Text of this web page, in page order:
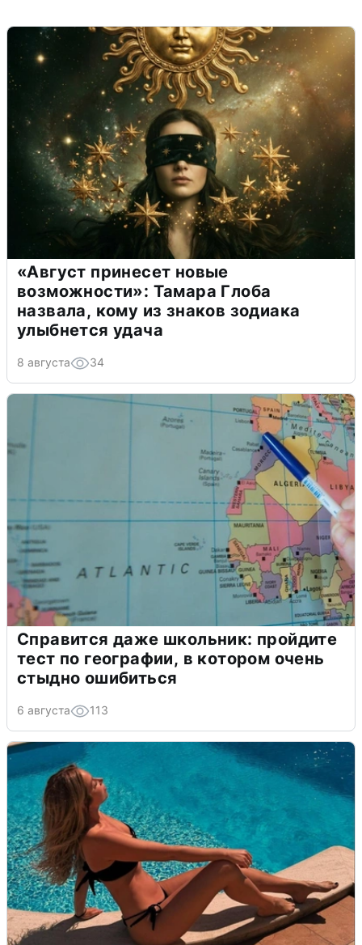
«Август принесет новые
возможности»: Тамара Глоба
назвала, кому из знаков зодиака
улыбнется удача
8 августа 34
Справится даже школьник: пройдите
тест по географии, в котором очень
стыдно ошибиться
6 августа 113